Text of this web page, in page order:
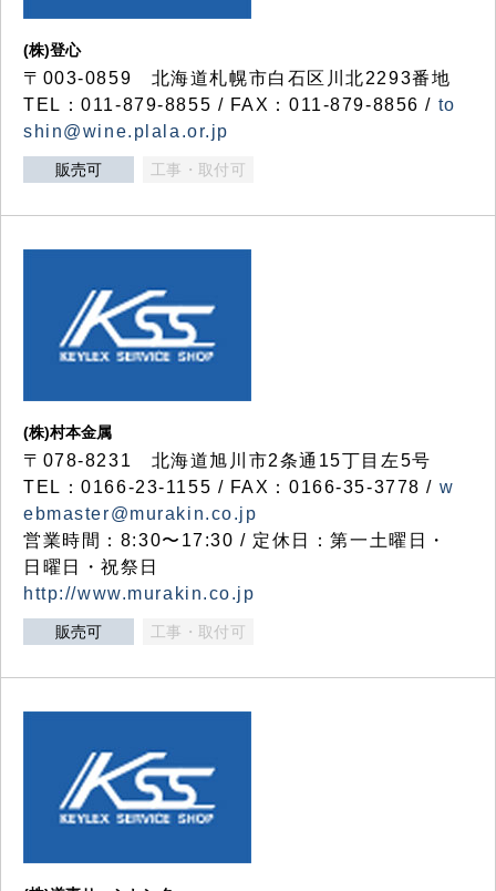
(株)登心
〒003-0859 北海道札幌市白石区川北2293番地
TEL：011-879-8855 / FAX：011-879-8856 / to
shin@wine.plala.or.jp
販売可 工事・取付可
(株)村本金属
〒078-8231 北海道旭川市2条通15丁目左5号
TEL：0166-23-1155 / FAX：0166-35-3778 / w
ebmaster@murakin.co.jp
営業時間：8:30〜17:30 / 定休日：第一土曜日・
日曜日・祝祭日
http://www.murakin.co.jp
販売可 工事・取付可